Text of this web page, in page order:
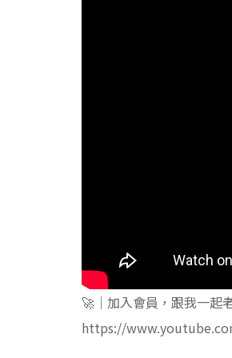
🚀｜加入會員，跟我一起
https://